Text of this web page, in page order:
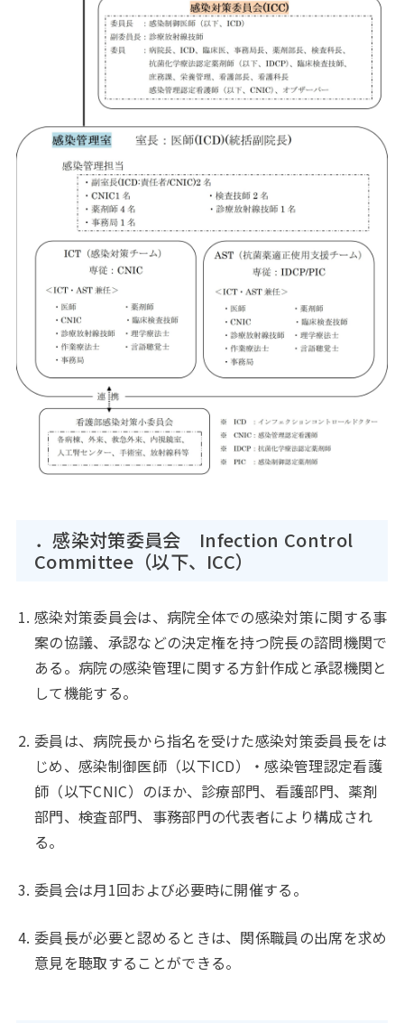
．感染対策委員会 Infection Control
Committee（以下、ICC）
感染対策委員会は、病院全体での感染対策に関する事
案の協議、承認などの決定権を持つ院長の諮問機関で
ある。病院の感染管理に関する方針作成と承認機関と
して機能する。
委員は、病院長から指名を受けた感染対策委員長をは
じめ、感染制御医師（以下ICD）・感染管理認定看護
師（以下CNIC）のほか、診療部門、看護部門、薬剤
部門、検査部門、事務部門の代表者により構成され
る。
委員会は月1回および必要時に開催する。
委員長が必要と認めるときは、関係職員の出席を求め
意見を聴取することができる。